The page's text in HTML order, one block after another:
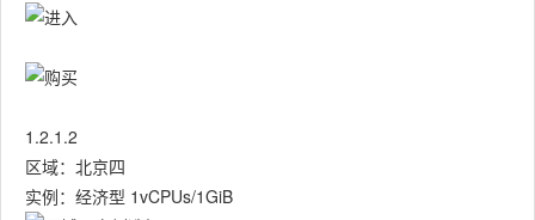
1.2.1.2
区域：北京四
实例：经济型 1vCPUs/1GiB